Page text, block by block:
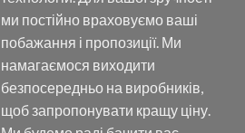
ми постійно враховуємо ваші
побажання і пропозиції. Ми
намагаємося виходити
безпосередньо на виробників,
щоб запропонувати кращу ціну.